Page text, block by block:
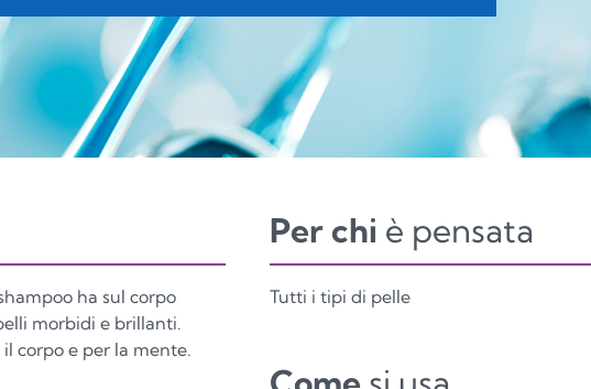
ha sul corpo
morbidi e brillanti.
corpo e per la mente.
Per chi è pensata
Tutti i tipi di pelle